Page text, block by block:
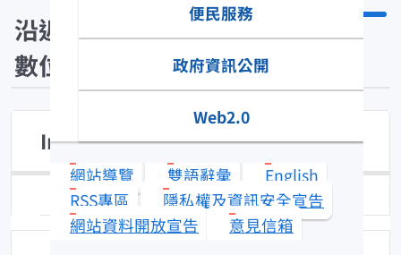
便民服務
政府資訊公開
Web2.0
網站導覽 雙語辭彙
English
RSS專區
隱私權及資訊安全宣告
網站資料開放宣告
意見信箱
沿近海標本
數位典藏
Inegocia guttata
日期：94-01-10